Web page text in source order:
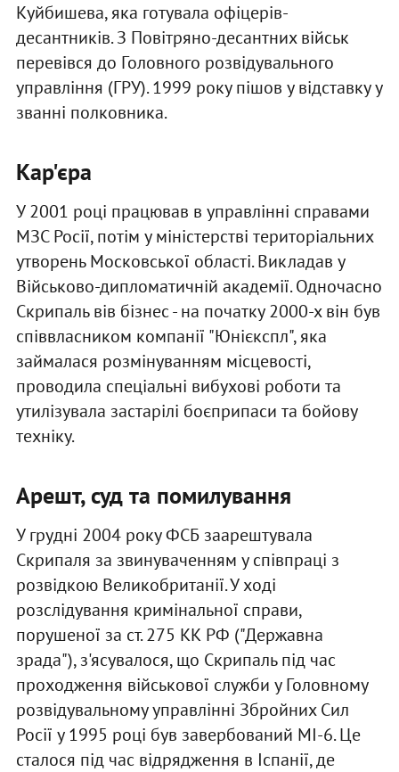
Куйбишева, яка готувала офіцерів-
десантників. З Повітряно-десантних військ
перевівся до Головного розвідувального
управління (ГРУ). 1999 року пішов у відставку у
званні полковника.
Кар'єра
У 2001 році працював в управлінні справами
МЗС Росії, потім у міністерстві територіальних
утворень Московської області. Викладав у
Військово-дипломатичній академії. Одночасно
Скрипаль вів бізнес - на початку 2000-х він був
співвласником компанії "Юнієкспл", яка
займалася розмінуванням місцевості,
проводила спеціальні вибухові роботи та
утилізувала застарілі боєприпаси та бойову
техніку.
Арешт, суд та помилування
У грудні 2004 року ФСБ заарештувала
Скрипаля за звинуваченням у співпраці з
розвідкою Великобританії. У ході
розслідування кримінальної справи,
порушеної за ст. 275 КК РФ ("Державна
зрада"), з'ясувалося, що Скрипаль під час
проходження військової служби у Головному
розвідувальному управлінні Збройних Сил
Росії у 1995 році був завербований МІ-6. Це
сталося під час відрядження в Іспанії, де